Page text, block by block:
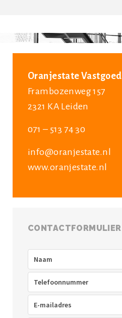
Oranjestate Vastgoed
Frambozenweg 157
2321 KA Leiden
071 – 513 74 30
info@oranjestate.nl
www.oranjestate.nl
CONTACTFORMULIER
Telefoon
mailadres(Vereist)